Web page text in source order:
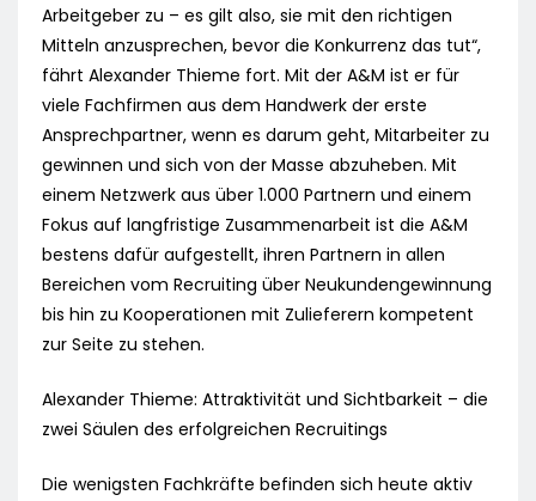
Arbeitgeber zu – es gilt also, sie mit den richtigen
Mitteln anzusprechen, bevor die Konkurrenz das tut“,
fährt Alexander Thieme fort. Mit der A&M ist er für
viele Fachfirmen aus dem Handwerk der erste
Ansprechpartner, wenn es darum geht, Mitarbeiter zu
gewinnen und sich von der Masse abzuheben. Mit
einem Netzwerk aus über 1.000 Partnern und einem
Fokus auf langfristige Zusammenarbeit ist die A&M
bestens dafür aufgestellt, ihren Partnern in allen
Bereichen vom Recruiting über Neukundengewinnung
bis hin zu Kooperationen mit Zulieferern kompetent
zur Seite zu stehen.
Alexander Thieme: Attraktivität und Sichtbarkeit – die
zwei Säulen des erfolgreichen Recruitings
Die wenigsten Fachkräfte befinden sich heute aktiv